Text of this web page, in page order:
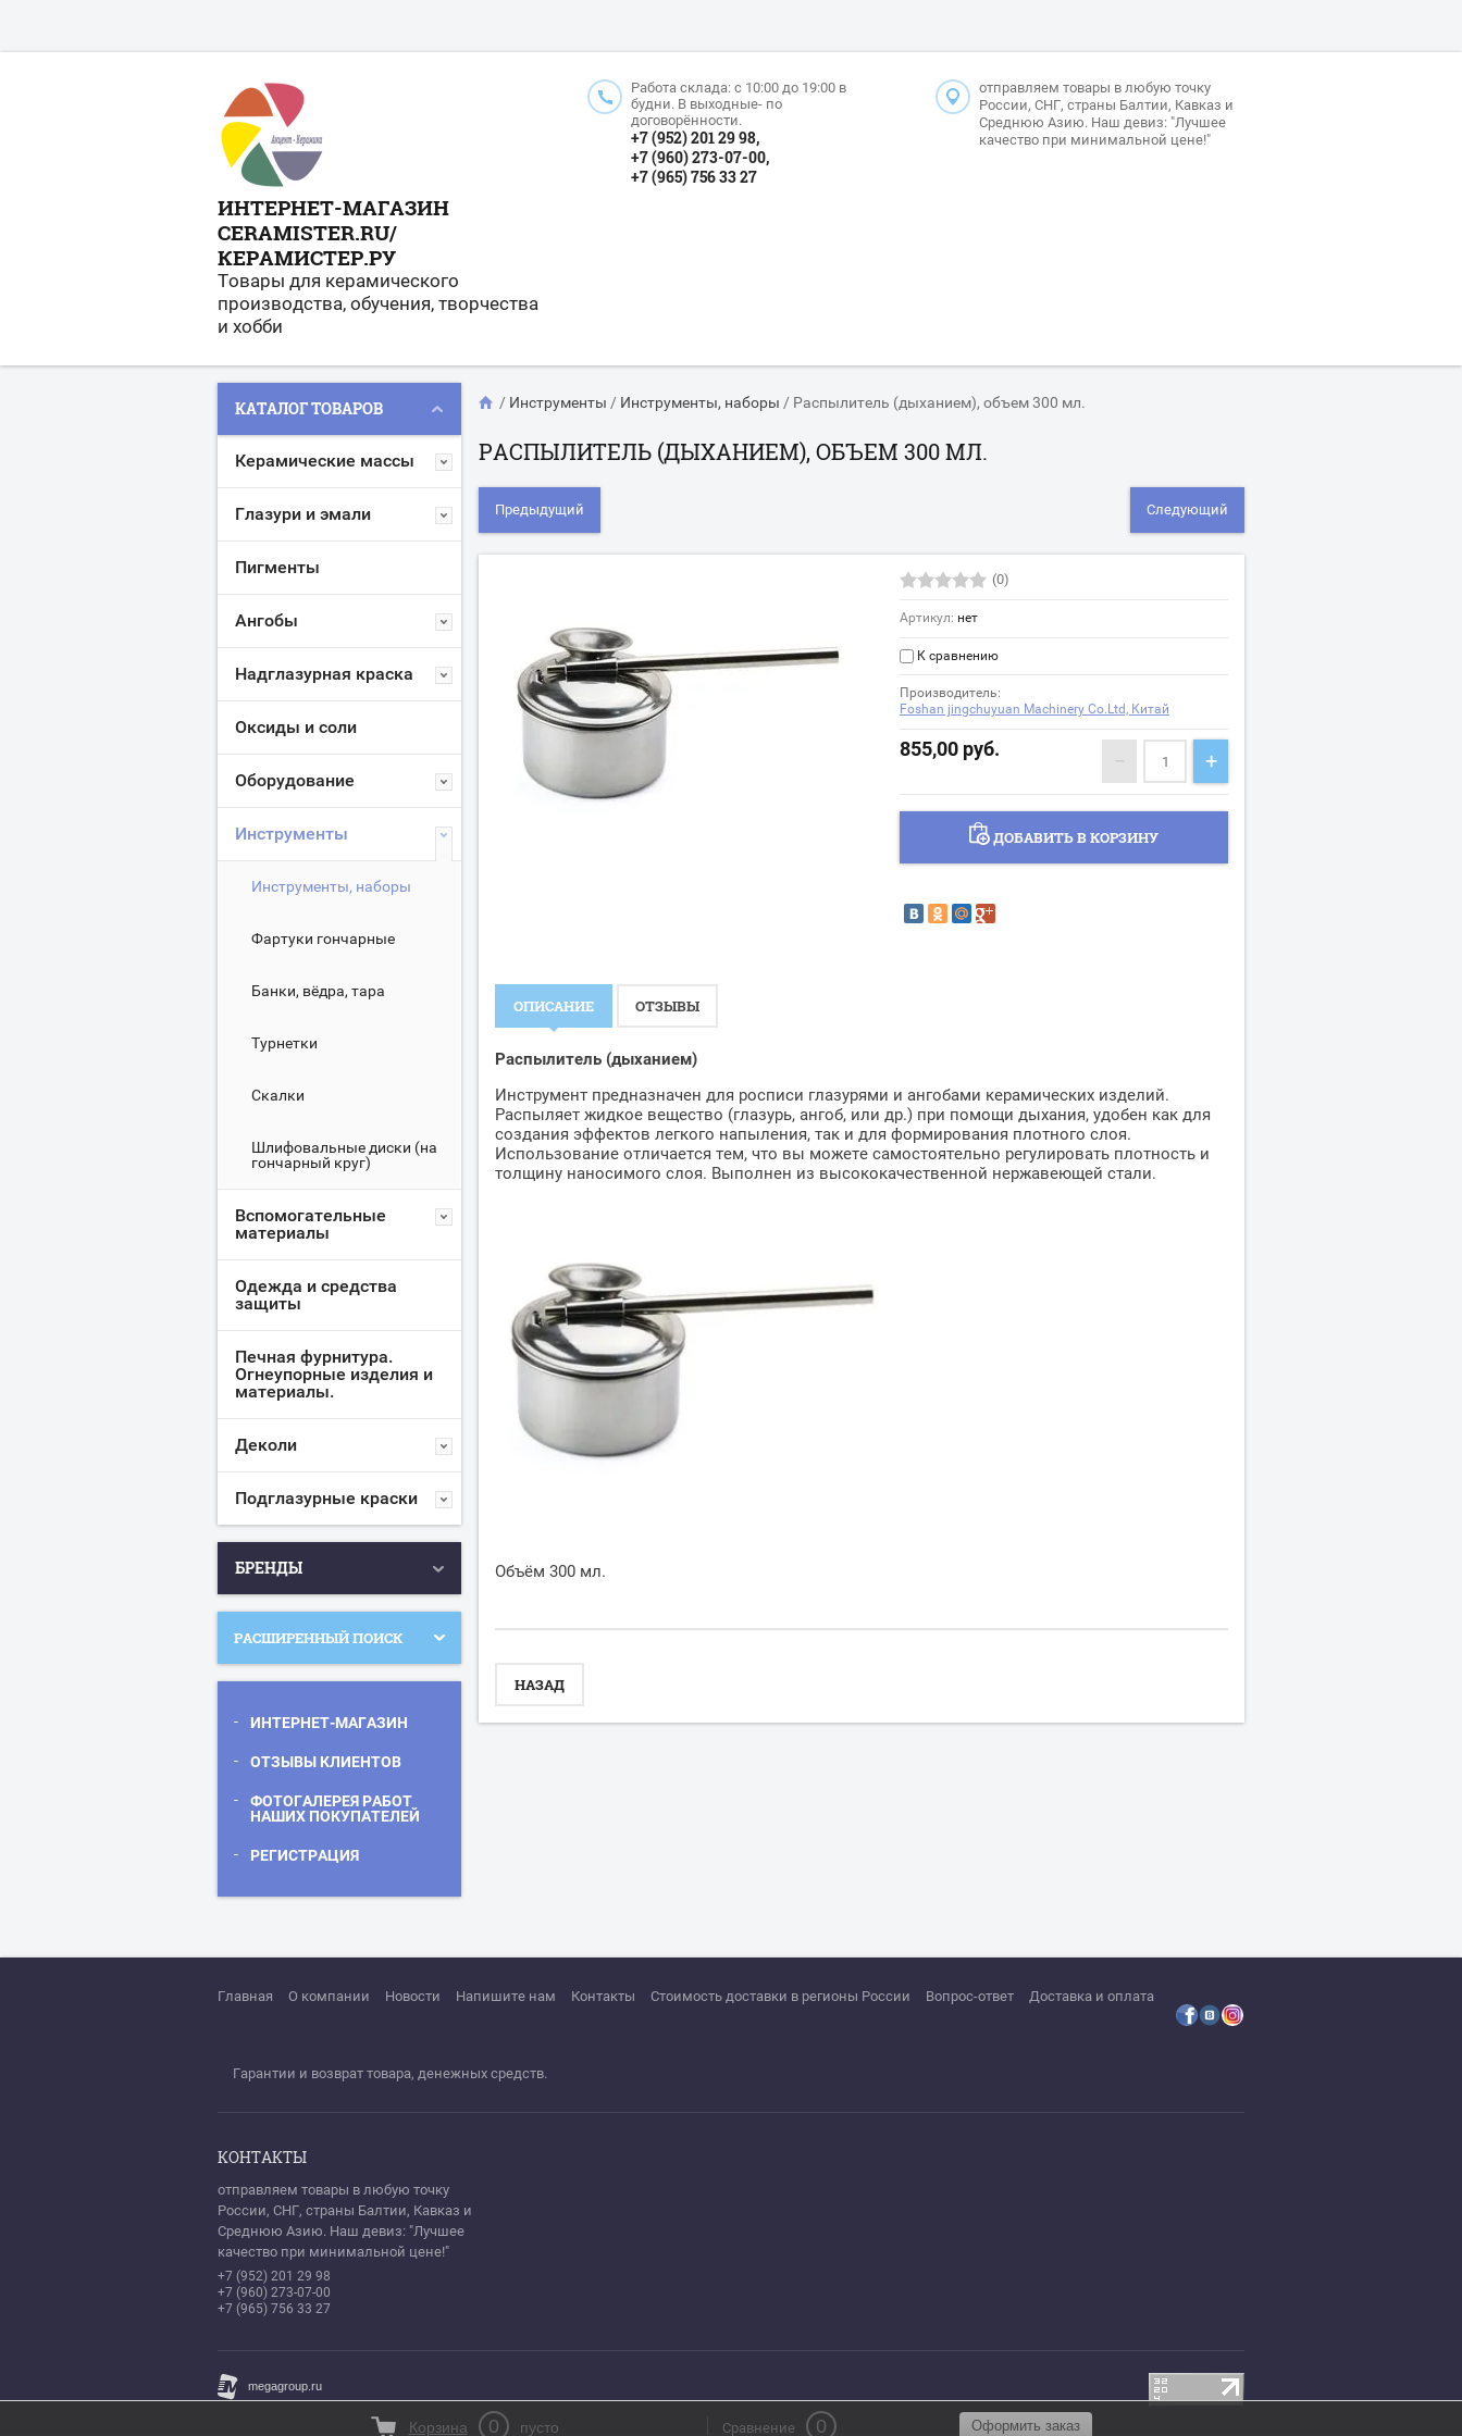
ИНТЕРНЕТ-МАГАЗИН
CERAMISTER.RU/
КЕРАМИСТЕР.РУ
Товары для керамического
производства, обучения, творчества
и хобби
Работа склада: с 10:00 до 19:00 в
будни. В выходные- по
договорённости.
+7 (952) 201 29 98,
+7 (960) 273-07-00,
+7 (965) 756 33 27
отправляем товары в любую точку
России, СНГ, страны Балтии, Кавказ и
Среднюю Азию. Наш девиз: "Лучшее
качество при минимальной цене!"
КАТАЛОГ ТОВАРОВ
Керамические массы
Глазури и эмали
Пигменты
Ангобы
Надглазурная краска
Оксиды и соли
Оборудование
Инструменты
Инструменты, наборы
Фартуки гончарные
Банки, вёдра, тара
Турнетки
Скалки
Шлифовальные диски (на
гончарный круг)
Вспомогательные
материалы
Одежда и средства
защиты
Печная фурнитура.
Огнеупорные изделия и
материалы.
Деколи
Подглазурные краски
БРЕНДЫ
РАСШИРЕННЫЙ ПОИСК
ИНТЕРНЕТ-МАГАЗИН
ОТЗЫВЫ КЛИЕНТОВ
ФОТОГАЛЕРЕЯ РАБОТ
НАШИХ ПОКУПАТЕЛЕЙ
РЕГИСТРАЦИЯ
/ Инструменты / Инструменты, наборы / Распылитель (дыханием), объем 300 мл.
РАСПЫЛИТЕЛЬ (ДЫХАНИЕМ), ОБЪЕМ 300 МЛ.
Предыдущий Следующий
(0)
Артикул: нет
К сравнению
Производитель:
Foshan jingchuyuan Machinery Co.Ltd, Китай
855,00 руб. − +
ДОБАВИТЬ В КОРЗИНУ
ОПИСАНИЕ ОТЗЫВЫ
Распылитель (дыханием)
Инструмент предназначен для росписи глазурями и ангобами керамических изделий.
Распыляет жидкое вещество (глазурь, ангоб, или др.) при помощи дыхания, удобен как для
создания эффектов легкого напыления, так и для формирования плотного слоя.
Использование отличается тем, что вы можете самостоятельно регулировать плотность и
толщину наносимого слоя. Выполнен из высококачественной нержавеющей стали.
Объём 300 мл.
НАЗАД
Корзина 0 пусто Сравнение 0 Оформить заказ
Главная О компании Новости Напишите нам Контакты Стоимость доставки в регионы России Вопрос-ответ Доставка и оплата
Гарантии и возврат товара, денежных средств.
КОНТАКТЫ
отправляем товары в любую точку
России, СНГ, страны Балтии, Кавказ и
Среднюю Азию. Наш девиз: "Лучшее
качество при минимальной цене!"
+7 (952) 201 29 98
+7 (960) 273-07-00
+7 (965) 756 33 27